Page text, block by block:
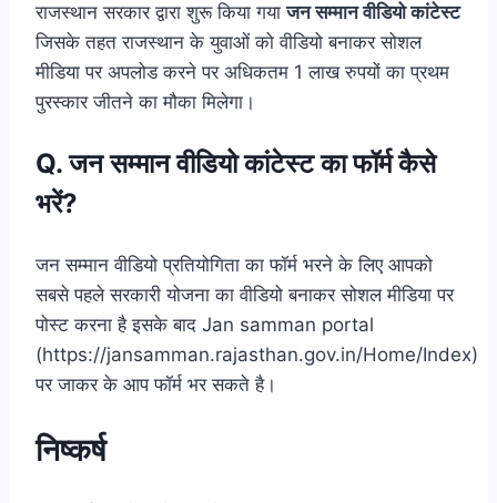
राजस्थान सरकार द्वारा शुरू किया गयाजन सम्मान वीडियो कांटेस्ट
जिसके तहत राजस्थान के युवाओं को वीडियो बनाकर सोशल
मीडिया पर अपलोड करने पर अधिकतम 1 लाख रुपयों का प्रथम
पुरस्कार जीतने का मौका मिलेगा।
Q.जन सम्मान वीडियो कांटेस्टका फॉर्म कैसे
भरें?
जन सम्मान वीडियो प्रतियोगिता का फॉर्म भरने के लिए आपको
सबसे पहले सरकारी योजना का वीडियो बनाकर सोशल मीडिया पर
पोस्ट करना है इसके बाद Jan samman portal
(https://jansamman.rajasthan.gov.in/Home/Index)
पर जाकर के आप फॉर्म भर सकते है।
निष्कर्ष